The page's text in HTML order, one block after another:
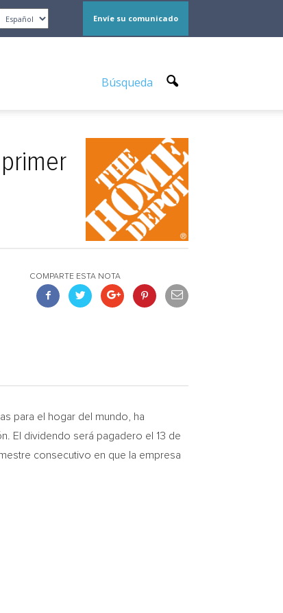
Envíe su comunicado
Búsqueda
COMPARTE ESTA NOTA
para el hogar del mundo, ha
El dividendo será pagadero el 13 de
consecutivo en que la empresa